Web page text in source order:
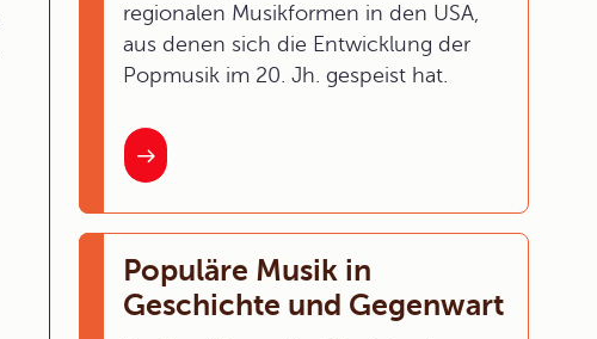
regionalen Musikformen in den USA,
aus denen sich die Entwicklung der
Popmusik im 20. Jh. gespeist hat.
Populäre Musik in
Geschichte und Gegenwart